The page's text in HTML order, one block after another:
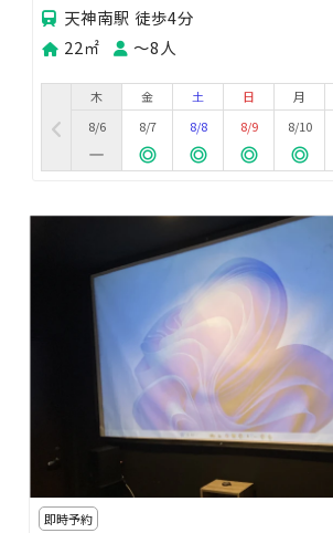
天神南駅 徒歩4分
22㎡
〜8人
木
8/6
金
8/7
土
8/8
日
8/9
月
8/10
即時予約